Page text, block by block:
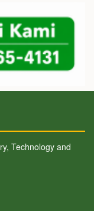
Technology and